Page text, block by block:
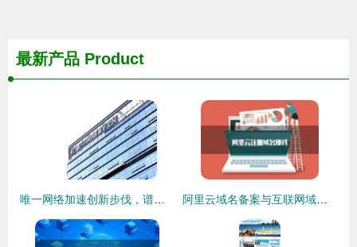
最新产品 Product